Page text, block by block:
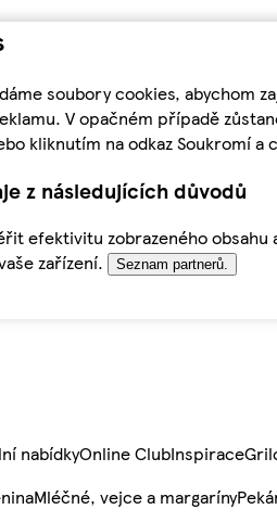
soubory cookies,
V opačném případě
kliknutím na odkaz Soukromí a
z následujících důvodů
efektivitu zobrazeného
zařízení.
Seznam partnerů.
nabídkyOnline ClubInspirace
Mléčné, vejce a margaríny